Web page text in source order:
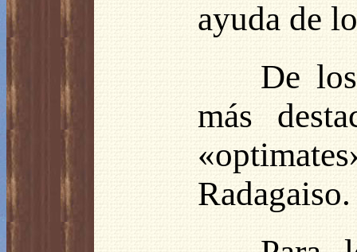
ayuda de
De
más
Radagaiso.